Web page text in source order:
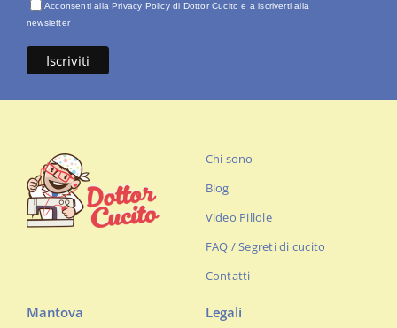
Acconsenti alla Privacy Policy di Dottor Cucito e a iscriverti alla
newsletter
Chi sono
Blog
Video Pillole
FAQ / Segreti di cucito
Contatti
Mantova Legali